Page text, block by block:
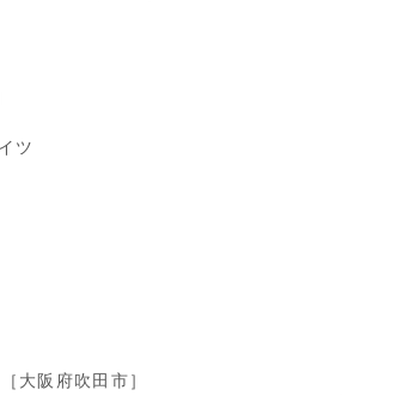
ツ
［大阪府吹田市］